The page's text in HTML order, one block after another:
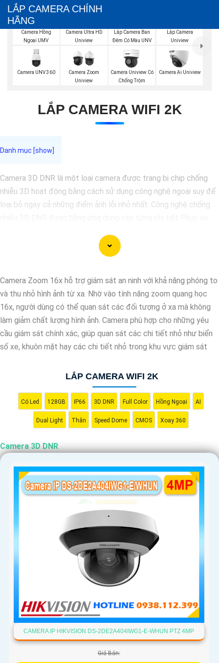
LẮP CAMERA CHÍNH
HÃNG
Camera Hồng
Ngoại UMV
Camera Ultra HD
Uniview
Lắp Camera Ban
Đêm Có Màu UNV
Lắp Camera
Uniview
Camera UNV 360
Camera Zoom
Uniview
Camera Uniview Có
Chống Trộm
Camera Ai Uniview
LẮP CAMERA WIFI 2K
Camera 3D DNR là một loại camera được trang bị chip chống
nhiễu 3D hoạt động bằng cách sử dụng công nghệ ngoại suy để
loại bỏ ngay cả những điểm ảnh lỗi nhỏ nhất. Công nghệ chống
Với tính năng chống nhiễu 3D DNR camera sẽ giúp bạn quan sát
sáng yếu hoặc độ nhiễu cao. Với Những Trang bị cao cấp làm
cho việc giám sát, quan sát trở nên dễ dàng và chính xác hơn.
Camera Zoom 16x hỗ trợ giám sát an ninh với khả năng phóng to
và thu nhỏ hình ảnh từ xa. Nhờ vào tính năng zoom quang học
16x, người dùng có thể quan sát các đối tượng ở xa mà không
làm giảm chất lượng hình ảnh. Camera phù hợp cho những yêu
cầu giám sát chính xác, giúp quan sát các chi tiết nhỏ như biển
số xe, khuôn mặt hay các chi tiết nhỏ trong khu vực giám sát
LẮP CAMERA WIFI 2K
Có Led 128GB IP66 3D DNR Full Color Hồng Ngoại AI
Dual Light Thân Speed Dome CMOS Xoay 360
Camera 3D DNR
CAMERA IP HIKVISION DS-2DE2A404IWG1-E-WHUN PTZ 4MP
Giá Bán: